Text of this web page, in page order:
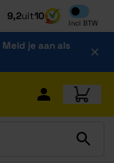
9,2uit10
Incl BTW
Inclusief
Meld je aan als